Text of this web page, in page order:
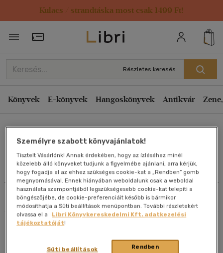
Kulacs / strandtáska most csak 1499 Ft!
Törzsvásárlói Kártya adatai
Részletes keresés
Könyvek E-könyvek Hangoskönyvek Antikvár
Művei
Szűrés Rendezés
Rendezés
Kiadás éve szerint csökkenő
Ár szerint csökkenő
Eladott darabszám szerint csökkenő
Eladott darabszám szerint növekvő
Cím szerint A-Z
Szerző szerint A-Z
Megjelenítés
20 db / oldal
Személyre szabott könyvajánlatok!
Tisztelt Vásárlónk! Annak érdekében, hogy az ízléséhez minél
közelebb álló könyveket tudjunk a figyelmébe ajánlani, arra kérjük,
hogy fogadja el az ehhez szükséges cookie-kat a „Rendben” gomb
megnyomásával. Ennek hiányában weboldalunk csak a weboldal
használata szempontjából legszükségesebb cookie-kat telepíti a
böngészőjébe, de cookie-preferenciáit később is bármikor
módosíthatja a Süti beállítások menüpontban. További részletekért
olvassa el a
Libri Könyvkereskedelmi Kft. adatkezelési
tájékoztatóját!
Rendben
Süti beállítások